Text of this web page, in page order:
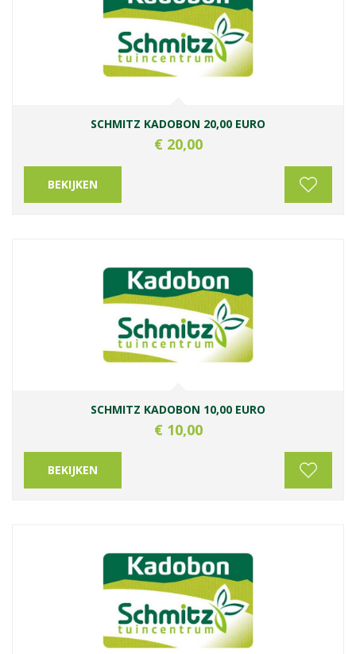
SCHMITZ KADOBON 20,00 EURO
€ 20,00
BEKIJKEN
SCHMITZ KADOBON 10,00 EURO
€ 10,00
BEKIJKEN